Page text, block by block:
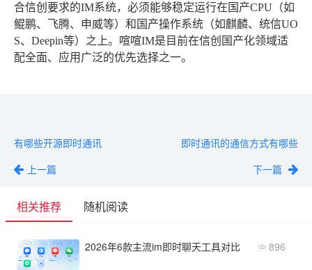
合信创要求的IM系统，必须能够稳定运行在国产CPU（如
鲲鹏、飞腾、申威等）和国产操作系统（如麒麟、统信UO
S、Deepin等）之上。喧喧IM是目前在信创国产化领域适
配全面、应用广泛的优先选择之一。
有哪些开源即时通讯
上一篇
即时通讯的通信方式有哪些
下一篇
相关推荐 随机阅读
2026年6款主流im即时聊天工具对比 896